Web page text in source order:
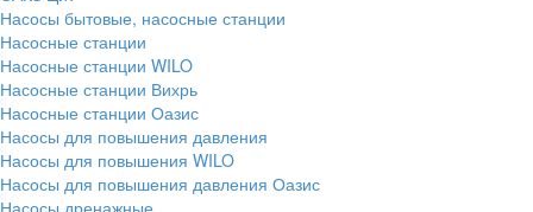
Насосы бытовые, насосные станции
Насосные станции
Насосные станции WILO
Насосные станции Вихрь
Насосные станции Оазис
Насосы для повышения давления
Насосы для повышения WILO
Насосы для повышения давления Оазис
Насосы дренажные